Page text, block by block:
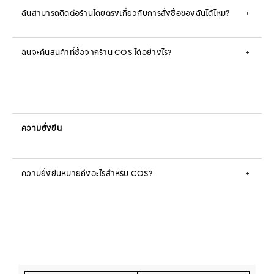
ฉันสามารถติดต่อร้านโดยตรงเกี่ยวกับการสั่งซื้อของฉันได้ไหม? +
ฉันจะคืนสินค้าที่ซื้อจากร้าน COS ได้อย่างไร? +
ความยั่งยืน
ความยั่งยืนหมายถึงอะไรสำหรับ COS? +